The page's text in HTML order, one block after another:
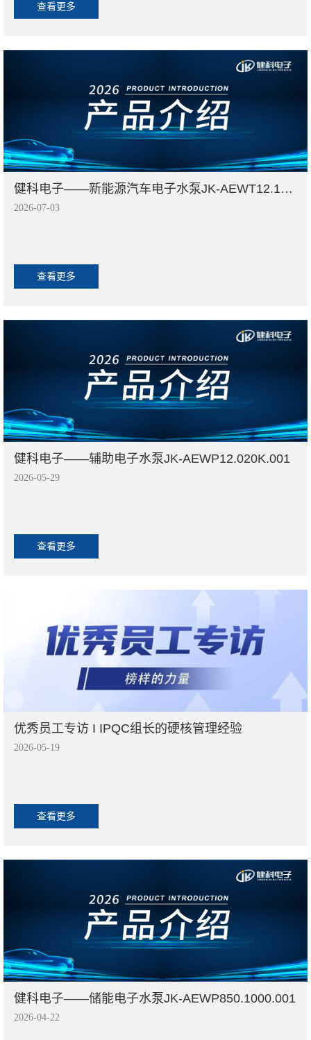
查看更多
健科电子——新能源汽车电子水泵JK-AEWT12.120.009
2026-07-03
查看更多
健科电子——辅助电子水泵JK-AEWP12.020K.001
2026-05-29
查看更多
优秀员工专访 I IPQC组长的硬核管理经验
2026-05-19
查看更多
健科电子——储能电子水泵JK-AEWP850.1000.001
2026-04-22